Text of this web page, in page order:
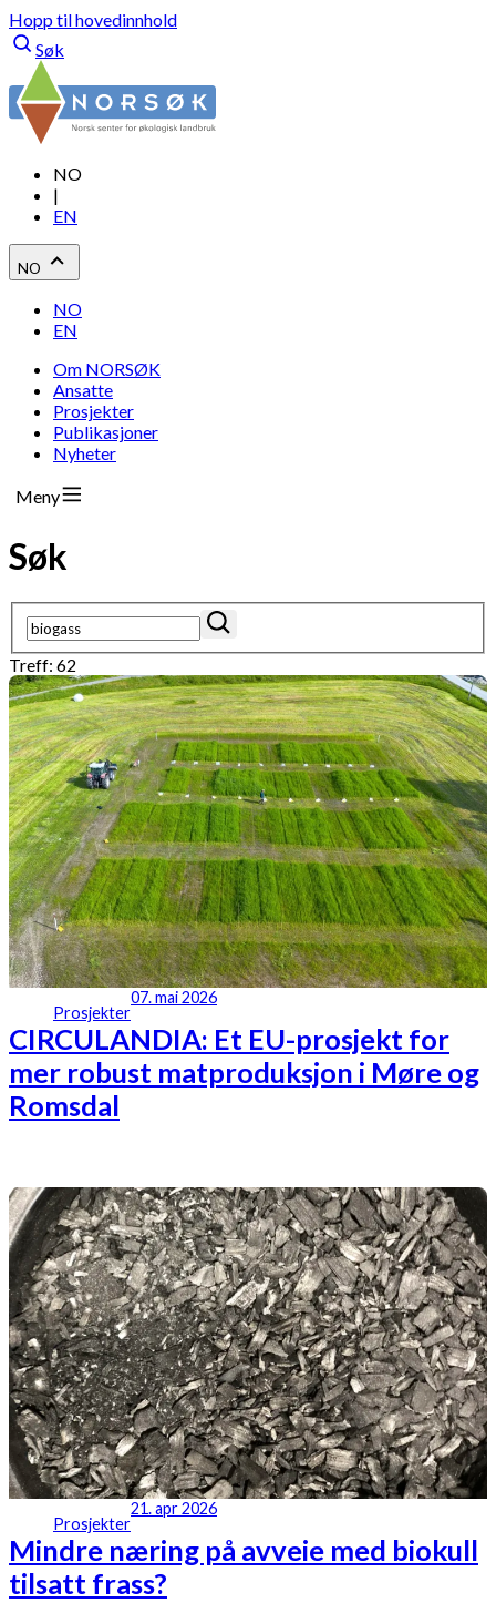
Hopp til hovedinnhold
Søk
NO
|
EN
NO
NO
EN
Om NORSØK
Ansatte
Prosjekter
Publikasjoner
Nyheter
Meny
Søk
Treff: 62
Prosjekter
07. mai 2026
CIRCULANDIA: Et EU-prosjekt for
mer robust matproduksjon i Møre og
Romsdal
Prosjekter
21. apr 2026
Mindre næring på avveie med biokull
tilsatt frass?